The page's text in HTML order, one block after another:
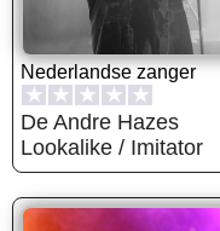
Nederlandse zanger
★ ★ ★ ★ ★
De Andre Hazes
Lookalike / Imitator